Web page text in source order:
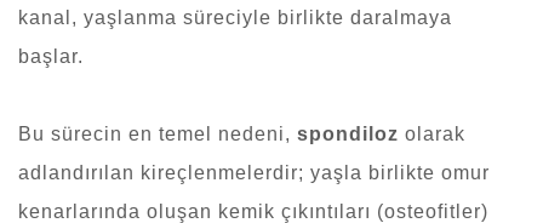
kanal, yaşlanma süreciyle birlikte daralmaya
başlar.
Bu sürecin en temel nedeni, spondiloz olarak
adlandırılan kireçlenmelerdir; yaşla birlikte omur
kenarlarında oluşan kemik çıkıntıları (osteofitler)